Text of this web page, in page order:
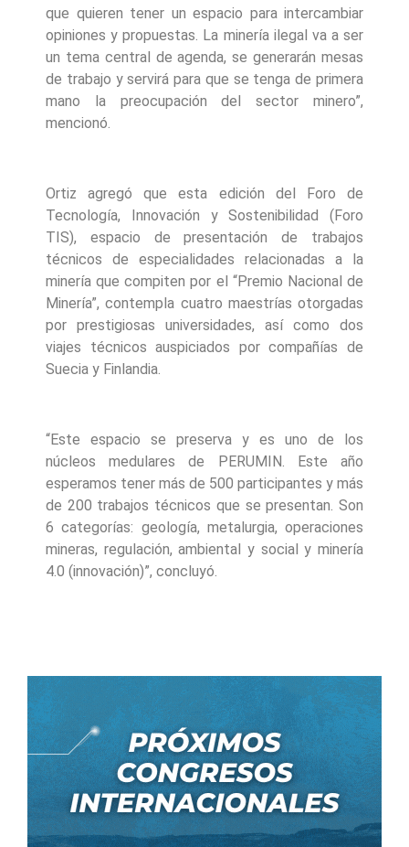
que quieren tener un espacio para intercambiar
opiniones y propuestas. La minería ilegal va a ser
un tema central de agenda, se generarán mesas
de trabajo y servirá para que se tenga de primera
mano la preocupación del sector minero”,
mencionó.
Ortiz agregó que esta edición del Foro de
Tecnología, Innovación y Sostenibilidad (Foro
TIS), espacio de presentación de trabajos
técnicos de especialidades relacionadas a la
minería que compiten por el “Premio Nacional de
Minería”, contempla cuatro maestrías otorgadas
por prestigiosas universidades, así como dos
viajes técnicos auspiciados por compañías de
Suecia y Finlandia.
“Este espacio se preserva y es uno de los
núcleos medulares de PERUMIN. Este año
esperamos tener más de 500 participantes y más
de 200 trabajos técnicos que se presentan. Son
6 categorías: geología, metalurgia, operaciones
mineras, regulación, ambiental y social y minería
4.0 (innovación)”, concluyó.